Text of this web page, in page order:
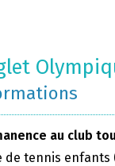
au club
de tennis